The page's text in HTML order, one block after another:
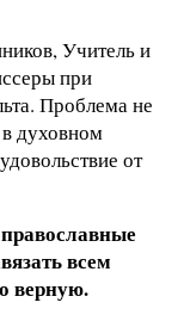
Учитель и
при
Проблема не
в духовном
от
всем
верную.